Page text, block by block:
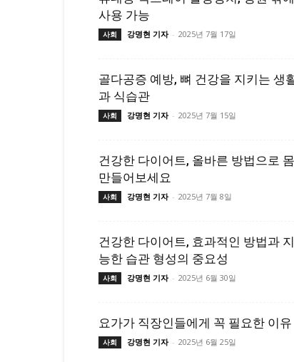
사용 가능
사회 강명현 기자 - 2025년 7월 17일
골다공증 예방, 뼈 건강을 지키는 생
과 식습관
사회 강명현 기자 - 2025년 7월 15일
건강한 다이어트, 올바른 방법으로
만들어보세요
사회 강명현 기자 - 2025년 7월 8일
건강한 다이어트, 효과적인 방법과
능한 습관 형성의 중요성
사회 강명현 기자 - 2025년 6월 30일
요가가 직장인들에게 꼭 필요한 이유
사회 강명현 기자 - 2025년 6월 25일